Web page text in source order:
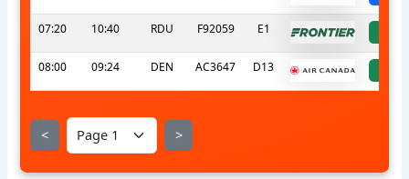
07:20 10:40 RDU F92059 E1
08:00 09:24 DEN AC3647 D13
< >